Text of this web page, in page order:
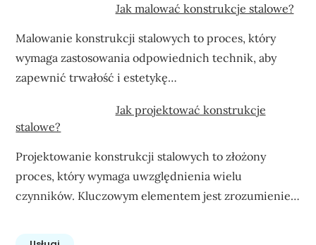
Jak malować konstrukcje stalowe?
Malowanie konstrukcji stalowych to proces, który
wymaga zastosowania odpowiednich technik, aby
zapewnić trwałość i estetykę…
Jak projektować konstrukcje
stalowe?
Projektowanie konstrukcji stalowych to złożony
proces, który wymaga uwzględnienia wielu
czynników. Kluczowym elementem jest zrozumienie…